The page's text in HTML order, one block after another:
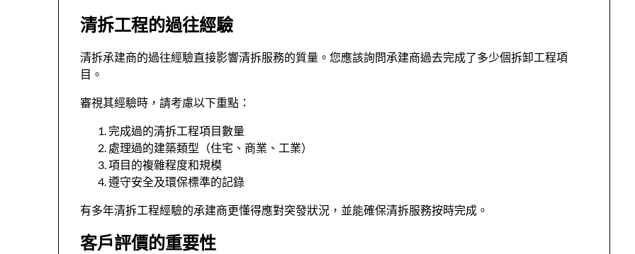
清拆工程的過往經驗
清拆承建商的過往經驗直接影響清拆服務的質量。您應該詢問承建商過去完成了多少個拆卸工程項
目。
審視其經驗時，請考慮以下重點：
完成過的清拆工程項目數量
處理過的建築類型（住宅、商業、工業）
項目的複雜程度和規模
遵守安全及環保標準的記錄
有多年清拆工程經驗的承建商更懂得應對突發狀況，並能確保清拆服務按時完成。
客戶評價的重要性